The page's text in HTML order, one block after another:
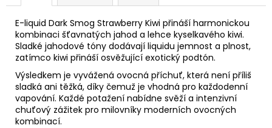
E-liquid Dark Smog Strawberry Kiwi přináší harmonickou
kombinaci šťavnatých jahod a lehce kyselkavého kiwi.
Sladké jahodové tóny dodávají liquidu jemnost a plnost,
zatímco kiwi přináší osvěžující exotický podtón.
Výsledkem je vyvážená ovocná příchuť, která není příliš
sladká ani těžká, díky čemuž je vhodná pro každodenní
vapování. Každé potažení nabídne svěží a intenzivní
chuťový zážitek pro milovníky moderních ovocných
kombinací.